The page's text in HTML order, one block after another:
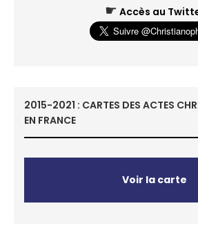
☛ Accès au
2015-2021 : CARTES DES ACTES
EN FRANCE
Voir la carte